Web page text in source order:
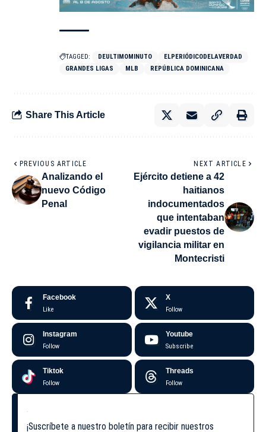
TAGGED: DEULTIMOMINUTO
ELPERIÓDICODELAVERDAD
GRANDES LIGAS
MLB REPÚBLICA DOMINICANA
Share This Article
PREVIOUS ARTICLE
Analizando el
nuevo Código
Penal
NEXT ARTICLE
Ejército detiene a 42
haitianos
indocumentados
que intentaban
evadir puestos de
vigilancia militar en
Montecristi
Facebook
Like
X
Follow
Instagram
Follow
Youtube
Subscribe
Tiktok
Follow
Threads
Follow
¡Suscríbete a nuestro boletín para recibir nuestros